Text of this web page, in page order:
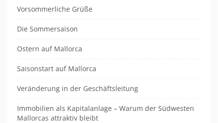
Vorsommerliche Grüße
Die Sommersaison
Ostern auf Mallorca
Saisonstart auf Mallorca
Veränderung in der Geschäftsleitung
Immobilien als Kapitalanlage – Warum der Südwesten
Mallorcas attraktiv bleibt